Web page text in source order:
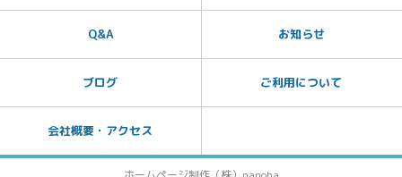
Q&A お知らせ
ブログ ご利用について
会社概要・アクセス